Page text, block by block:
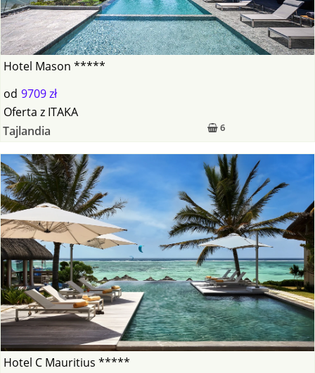
Hotel Mason *****
od 9709 zł
6
Oferta z ITAKA
Tajlandia
Hotel C Mauritius *****